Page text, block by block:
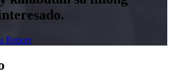
Report